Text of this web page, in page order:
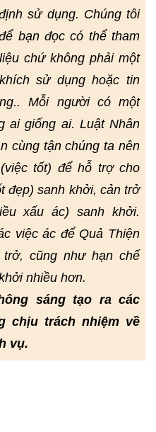
sử dụng. Chúng tôi
bạn đọc có thể tham
chứ không phải một
sử dụng hoặc tin
Mỗi người có một
ai giống ai. Luật Nhân
cùng tận chúng ta nên
tốt) để hỗ trợ cho
đẹp) sanh khởi, cản trở
xấu ác) sanh khởi.
việc ác để Quả Thiện
cũng như hạn chế
nhiều hơn.
sáng tạo ra các
chịu trách nhiệm về
vụ.